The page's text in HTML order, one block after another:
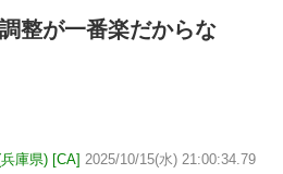
整が一番楽だからな
庫県) [CA] 2025/10/15(水) 21:00:34.79